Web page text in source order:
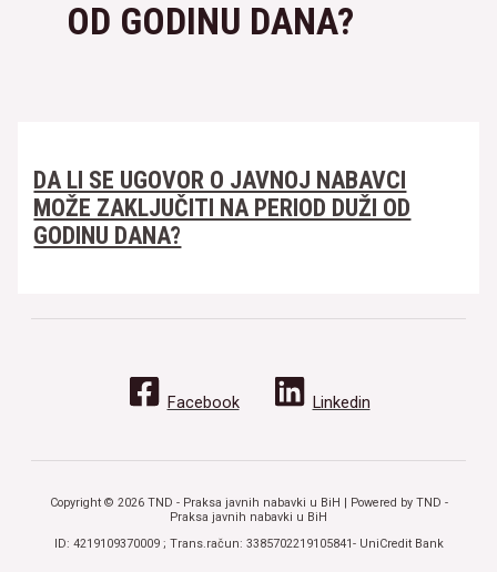
OD GODINU DANA?
DA LI SE UGOVOR O JAVNOJ NABAVCI
MOŽE ZAKLJUČITI NA PERIOD DUŽI OD
GODINU DANA?
Facebook Linkedin
Copyright © 2026 TND - Praksa javnih nabavki u BiH | Powered by TND -
Praksa javnih nabavki u BiH
ID: 4219109370009 ; Trans.račun: 3385702219105841- UniCredit Bank